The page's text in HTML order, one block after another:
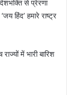
से प्रेरणा
हिंद’ हमारे राष्ट्र
में भारी बारिश